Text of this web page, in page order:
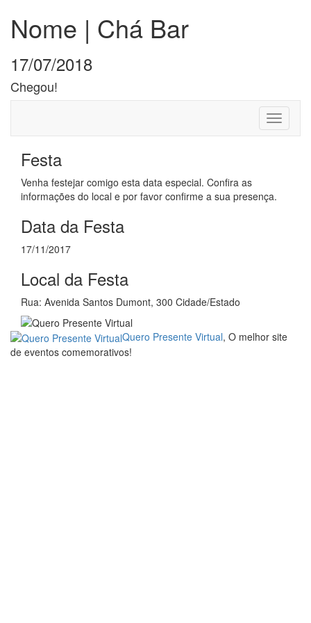
Nome | Chá Bar
17/07/2018
Chegou!
Toggle
Festa
Venha festejar comigo esta data especial. Confira as
informações do local e por favor confirme a sua presença.
Data da Festa
17/11/2017
Local da Festa
Rua: Avenida Santos Dumont, 300 Cidade/Estado
Quero Presente Virtual, O melhor site
de eventos comemorativos!